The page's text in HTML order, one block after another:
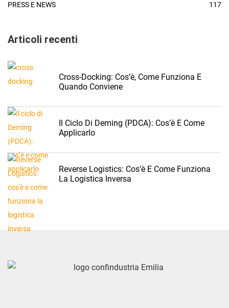
PRESS E NEWS 117
Articoli recenti
Cross-Docking: Cos’è, Come Funziona E
Quando Conviene
Il Ciclo Di Deming (PDCA): Cos’è E Come
Applicarlo
Reverse Logistics: Cos’è E Come Funziona
La Logistica Inversa